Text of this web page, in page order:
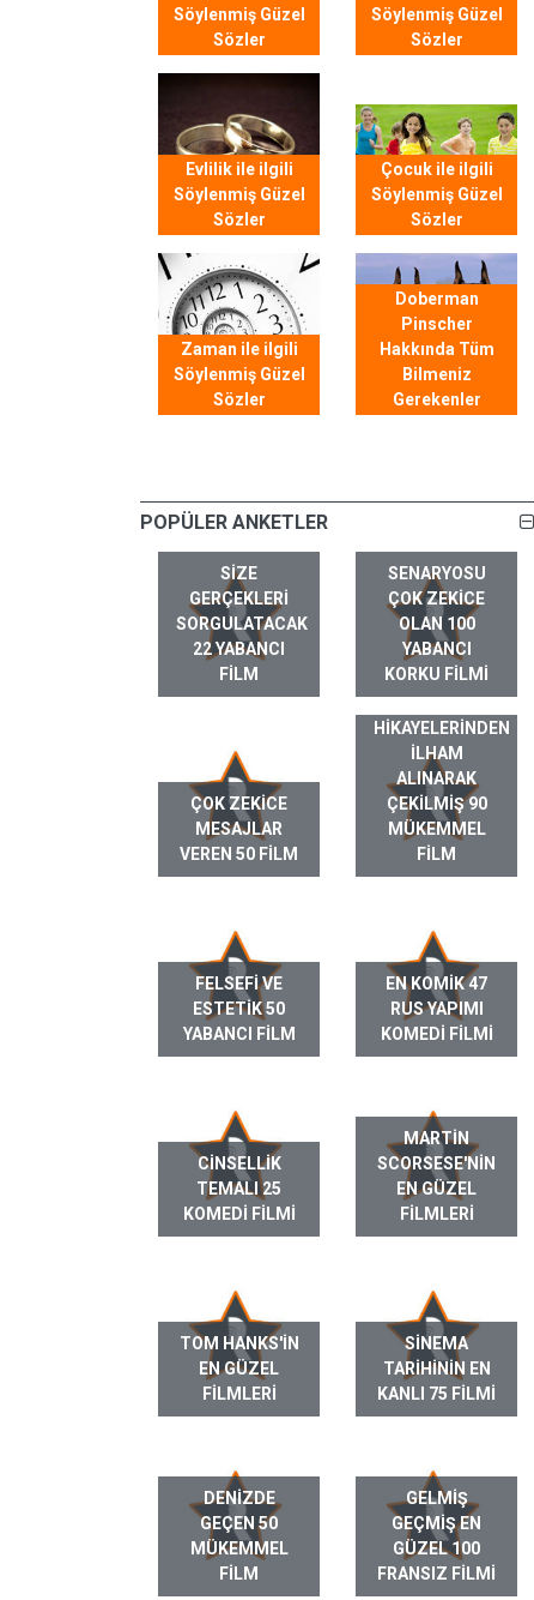
Söylenmiş Güzel
Sözler
Söylenmiş Güzel
Sözler
Evlilik ile ilgili
Söylenmiş Güzel
Sözler
Çocuk ile ilgili
Söylenmiş Güzel
Sözler
Zaman ile ilgili
Söylenmiş Güzel
Sözler
Doberman
Pinscher
Hakkında Tüm
Bilmeniz
Gerekenler
POPÜLER ANKETLER
SIZE
GERÇEKLERI
SORGULATACAK
22 YABANCI
FILM
SENARYOSU
ÇOK ZEKICE
OLAN 100
YABANCI
KORKU FILMI
ÇOK ZEKICE
MESAJLAR
VEREN 50 FILM
GERÇEK HAYAT
HIKAYELERINDEN
ILHAM
ALINARAK
ÇEKILMIŞ 90
MÜKEMMEL
FILM
FELSEFI VE
ESTETIK 50
YABANCI FILM
EN KOMIK 47
RUS YAPIMI
KOMEDI FILMI
CINSELLIK
TEMALI 25
KOMEDI FILMI
MARTIN
SCORSESE'NIN
EN GÜZEL
FILMLERI
TOM HANKS'IN
EN GÜZEL
FILMLERI
SINEMA
TARIHININ EN
KANLI 75 FILMI
DENIZDE
GEÇEN 50
MÜKEMMEL
FILM
GELMIŞ
GEÇMIŞ EN
GÜZEL 100
FRANSIZ FILMI